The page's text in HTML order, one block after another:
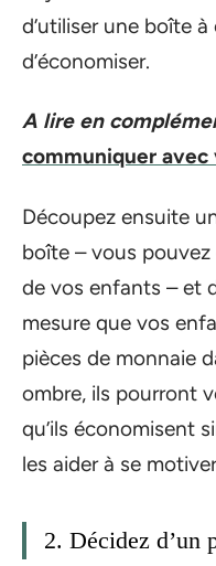
d’utiliser une boîte
d’économiser.
A lire en
communiquer avec
Découpez ensuite
boîte – vous
de vos enfants – et
mesure que vos
pièces de monnaie
ombre, ils pourront
qu’ils économisent
les aider à se
2. Décidez d’un